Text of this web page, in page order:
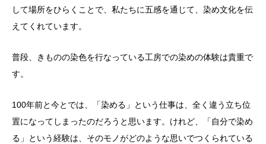
して場所をひらくことで、私たちに五感を通じて、染め文化を伝
えてくれています。
普段、きものの染色を行なっている工房での染めの体験は貴重で
す。
100年前と今とでは、「染める」という仕事は、全く違う立ち位
置になってしまったのだろうと思います。けれど、「自分で染め
る」という経験は、そのモノがどのような思いでつくられている